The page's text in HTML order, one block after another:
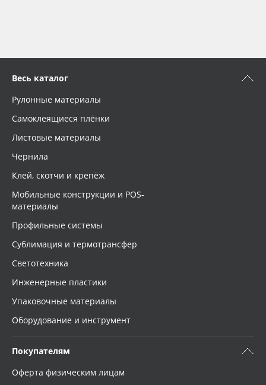
Весь каталог
Рулонные материалы
Самоклеящиеся плёнки
Листовые материалы
Чернила
Клей, скотчи и крепёж
Мобильные конструкции и POS-
материалы
Профильные системы
Сублимация и термотрансфер
Светотехника
Инженерные пластики
Упаковочные материалы
Оборудование и инструмент
Покупателям
Оферта физическим лицам